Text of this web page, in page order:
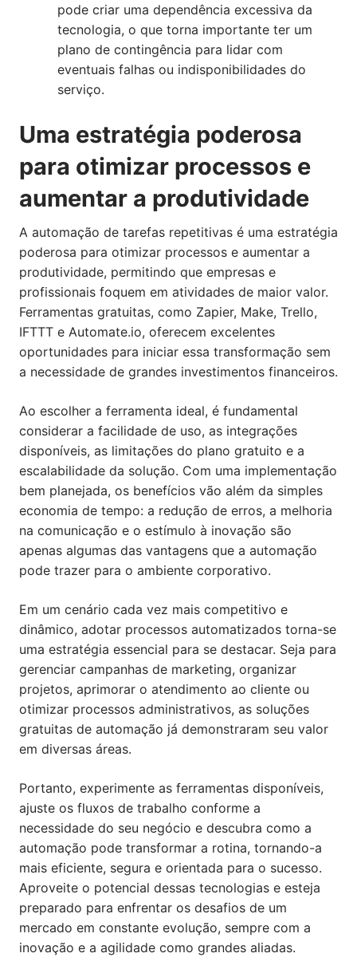
pode criar uma dependência excessiva da
tecnologia, o que torna importante ter um
plano de contingência para lidar com
eventuais falhas ou indisponibilidades do
serviço.
Uma estratégia poderosa
para otimizar processos e
aumentar a produtividade
A automação de tarefas repetitivas é uma estratégia
poderosa para otimizar processos e aumentar a
produtividade, permitindo que empresas e
profissionais foquem em atividades de maior valor.
Ferramentas gratuitas, como Zapier, Make, Trello,
IFTTT e Automate.io, oferecem excelentes
oportunidades para iniciar essa transformação sem
a necessidade de grandes investimentos financeiros.
Ao escolher a ferramenta ideal, é fundamental
considerar a facilidade de uso, as integrações
disponíveis, as limitações do plano gratuito e a
escalabilidade da solução. Com uma implementação
bem planejada, os benefícios vão além da simples
economia de tempo: a redução de erros, a melhoria
na comunicação e o estímulo à inovação são
apenas algumas das vantagens que a automação
pode trazer para o ambiente corporativo.
Em um cenário cada vez mais competitivo e
dinâmico, adotar processos automatizados torna-se
uma estratégia essencial para se destacar. Seja para
gerenciar campanhas de marketing, organizar
projetos, aprimorar o atendimento ao cliente ou
otimizar processos administrativos, as soluções
gratuitas de automação já demonstraram seu valor
em diversas áreas.
Portanto, experimente as ferramentas disponíveis,
ajuste os fluxos de trabalho conforme a
necessidade do seu negócio e descubra como a
automação pode transformar a rotina, tornando-a
mais eficiente, segura e orientada para o sucesso.
Aproveite o potencial dessas tecnologias e esteja
preparado para enfrentar os desafios de um
mercado em constante evolução, sempre com a
inovação e a agilidade como grandes aliadas.